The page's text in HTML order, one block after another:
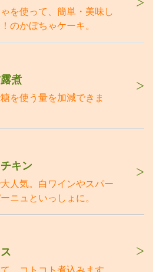
を使って、簡単・美味し
のかぼちゃケーキ。
煮
を使う量を加減できま
キン
人気。白ワインやスパー
ニュといっしょに。
、コトコト煮込みます。